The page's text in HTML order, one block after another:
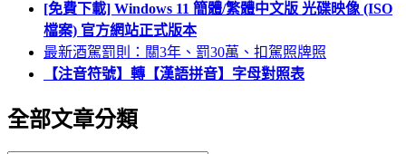
[免費下載] Windows 11 簡體/繁體中文版 光碟映像 (ISO
檔案) 官方網站正式版本
最新酒駕罰則：關3年、罰30萬、扣駕照牌照
【注音符號】轉【漢語拼音】字母對照表
全部文章分類